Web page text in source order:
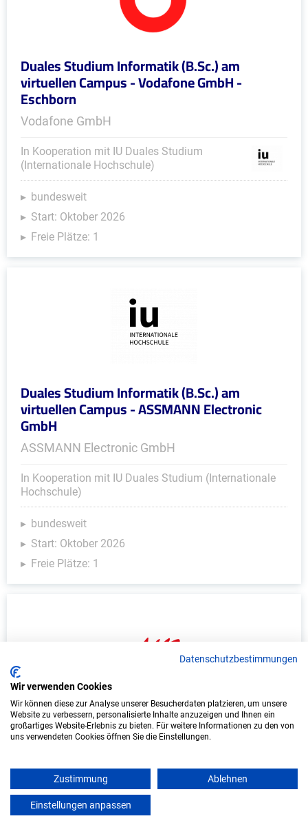
Duales Studium Informatik (B.Sc.) am
virtuellen Campus - Vodafone GmbH -
Eschborn
Vodafone GmbH
In Kooperation mit IU Duales Studium
(Internationale Hochschule)
bundesweit
Start: Oktober 2026
Freie Plätze: 1
Duales Studium Informatik (B.Sc.) am
virtuellen Campus - ASSMANN Electronic
GmbH
ASSMANN Electronic GmbH
In Kooperation mit IU Duales Studium (Internationale
Hochschule)
bundesweit
Start: Oktober 2026
Freie Plätze: 1
Duales Studium Informatik (B.Sc.) am
virtuellen Campus - Altländer Kuvertier
Altländer Kuvertier Service GmbH
In Kooperation mit IU Duales Studium
(Internationale Hochschule)
Datenschutzbestimmungen
Wir verwenden Cookies
Wir können diese zur Analyse unserer Besucherdaten platzieren, um unsere
Website zu verbessern, personalisierte Inhalte anzuzeigen und Ihnen ein
großartiges Website-Erlebnis zu bieten. Für weitere Informationen zu den von
uns verwendeten Cookies öffnen Sie die Einstellungen.
Zustimmung Ablehnen
Einstellungen anpassen